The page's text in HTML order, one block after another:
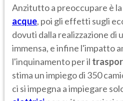
Anzitutto a preoccupare è la
acque, poi gli effetti sugli
dovuti dalla realizzazione di
immensa, e infine l'impatto
l'inquinamento per il
stima un impiego di 350
ci si impegna a impiegare